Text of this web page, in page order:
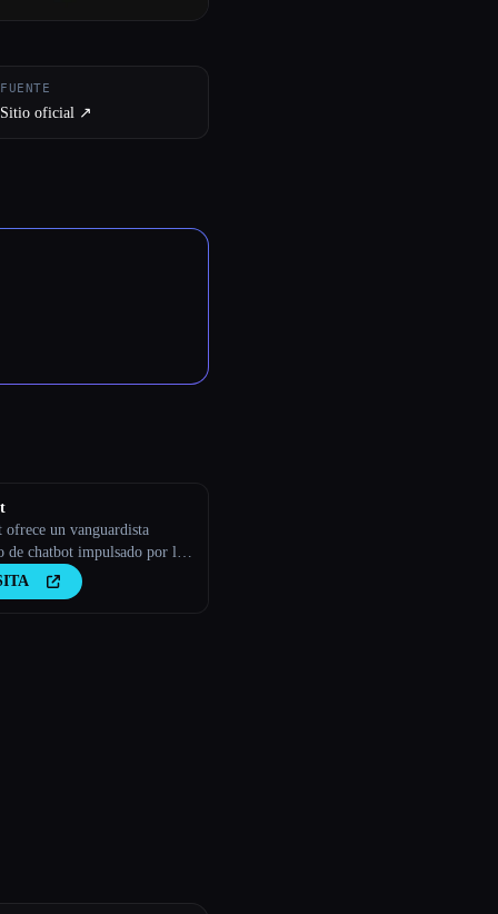
FUENTE
Sitio oficial ↗︎
ofrece un vanguardista
de chatbot impulsado por la
integra perfectamente con
para ofrecer respuestas